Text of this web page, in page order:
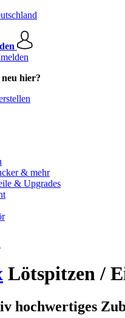
neu hier?
& mehr
& Upgrades
Lötspitzen /
hochwertiges